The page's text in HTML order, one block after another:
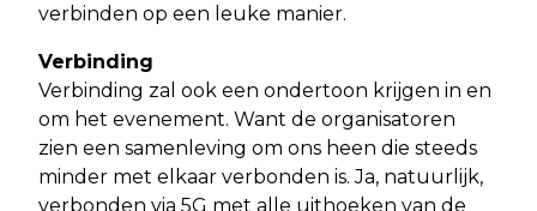
verbinden op een leuke manier.
Verbinding
Verbinding zal ook een ondertoon krijgen in en
om het evenement. Want de organisatoren
zien een samenleving om ons heen die steeds
minder met elkaar verbonden is. Ja, natuurlijk,
verbonden via 5G met alle uithoeken van de